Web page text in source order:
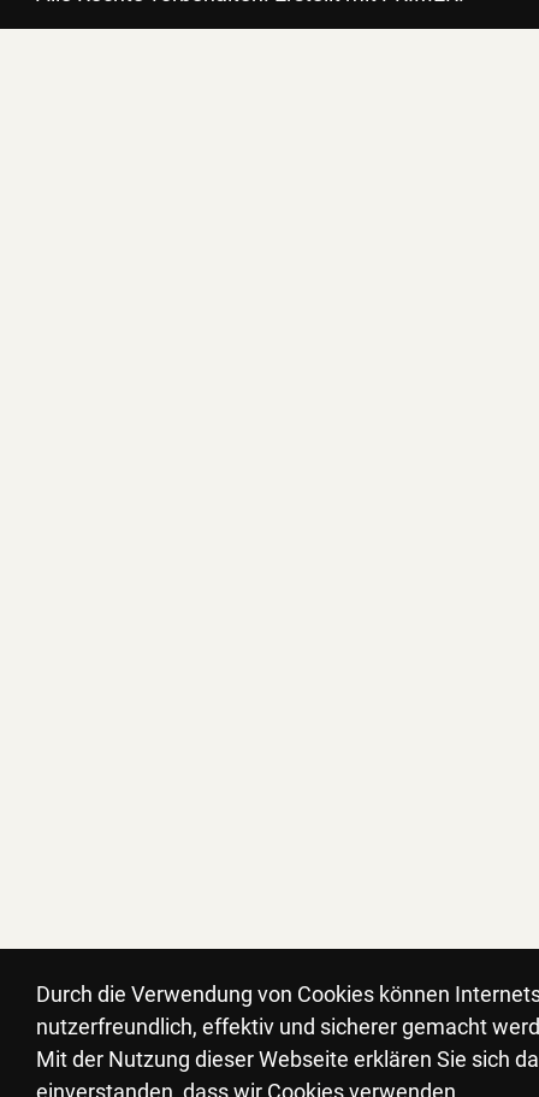
Durch die Verwendung von Cookies können
nutzerfreundlich, effektiv und sicherer gemacht
Mit der Nutzung dieser Webseite erklären Sie sich
einverstanden, dass wir Cookies verwenden.